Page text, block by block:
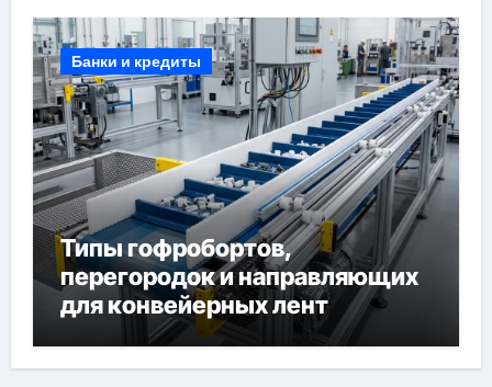
Банки и кредиты
Типы гофробортов,
перегородок и направляющих
для конвейерных лент